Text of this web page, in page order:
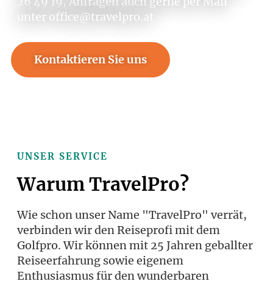
unter office@travelpro.at
Kontaktieren Sie uns
UNSER SERVICE
Warum TravelPro?
Wie schon unser Name "TravelPro" verrät,
verbinden wir den Reiseprofi mit dem
Golfpro. Wir können mit 25 Jahren geballter
Reiseerfahrung sowie eigenem
Enthusiasmus für den wunderbaren